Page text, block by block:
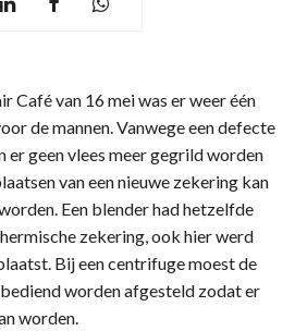
Café van 16 mei was er weer één
de mannen. Vanwege een defecte
er geen vlees meer gegrild worden
van een nieuwe zekering kan
Een blender had hetzelfde
zekering, ook hier werd
Bij een centrifuge moest de
worden afgesteld zodat er
worden.